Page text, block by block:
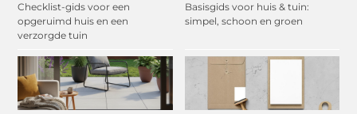
Checklist-gids voor een
opgeruimd huis en een
verzorgde tuin
Basisgids voor huis & tuin:
simpel, schoon en groen